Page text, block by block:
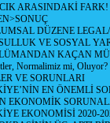
ARASINDAKİ FARK!
DÜZENE
VE SOSYAL
KAÇAN
Normalimiz mi, Oluyor?
VE SORUNLARI
EN ÖNEMLİ
EKONOMİK
EKONOMİSİ 2020-